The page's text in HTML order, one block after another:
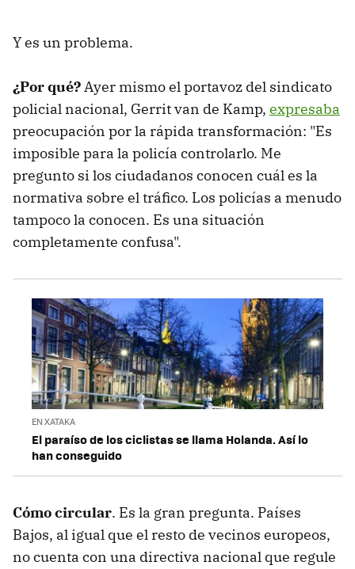
Y es un problema.
¿Por qué?Ayer mismo el portavoz del sindicato
policial nacional, Gerrit van de Kamp, expresaba
preocupación por la rápida transformación: "Es
imposible para la policía controlarlo. Me
pregunto si los ciudadanos conocen cuál es la
normativa sobre el tráfico. Los policías a menudo
tampoco la conocen. Es una situación
completamente confusa".
EN XATAKA
El paraíso de los ciclistas se llama Holanda. Así lo
han conseguido
Cómo circular. Es la gran pregunta. Países
Bajos, al igual que el resto de vecinos europeos,
no cuenta con una directiva nacional que regule